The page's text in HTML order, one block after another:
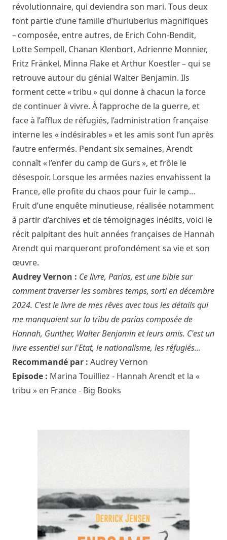
révolutionnaire, qui deviendra son mari. Tous deux
font partie d’une famille d’hurluberlus magnifiques
– composée, entre autres, de Erich Cohn-Bendit,
Lotte Sempell, Chanan Klenbort, Adrienne Monnier,
Fritz Fränkel, Minna Flake et Arthur Koestler – qui se
retrouve autour du génial Walter Benjamin. Ils
forment cette « tribu » qui donne à chacun la force
de continuer à vivre. À l’approche de la guerre, et
face à l’afflux de réfugiés, l’administration française
interne les « indésirables » et les amis sont l’un après
l’autre enfermés. Pendant six semaines, Arendt
connaît « l’enfer du camp de Gurs », et frôle le
désespoir. Lorsque les armées nazies envahissent la
France, elle profite du chaos pour fuir le camp…
Fruit d’une enquête minutieuse, réalisée notamment
à partir d’archives et de témoignages inédits, voici le
récit palpitant des huit années françaises de Hannah
Arendt qui marqueront profondément sa vie et son
œuvre.
Audrey Vernon : Ce livre, Parias, est une bible sur
comment traverser les sombres temps, sorti en décembre
2024. C'est le livre de mes rêves avec tous les détails qui
me manquaient sur la tribu de parias composée de
Hannah, Gunther, Walter Benjamin et leurs amis. C'est un
livre essentiel sur l'Etat, le nationalisme, les réfugiés...
Recommandé par : Audrey Vernon
Episode : Marina Touilliez - Hannah Arendt et la «
tribu » en France - Big Books